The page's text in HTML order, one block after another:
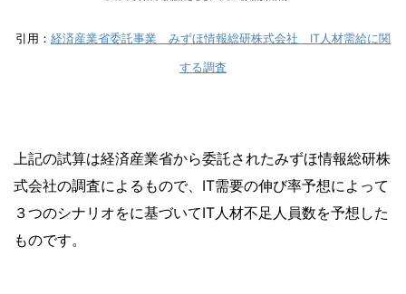
引用： 経済産業省委託事業 みずほ情報総研株式会社 IT人材需給に関
する調査
上記の試算は経済産業省から委託されたみずほ情報総研株
式会社の調査によるもので、IT需要の伸び率予想によって
３つのシナリオをに基づいてIT人材不足人員数を予想した
ものです。